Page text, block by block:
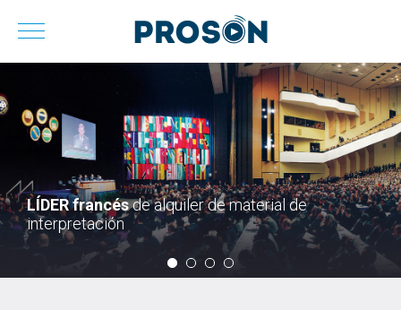
LÍDER francésde alquiler de material de
interpretación